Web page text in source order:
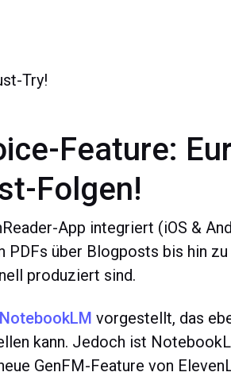
Try!
Feature:
Folgen!
App integriert (iOS &
PDFs über Blogposts bis hin
produziert sind.
NotebookLM vorgestellt, das
kann. Jedoch ist
GenFM-Feature von